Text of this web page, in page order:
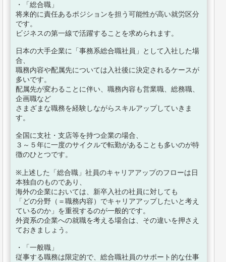
・「総合職」
将来的に責任あるポジションを担う可能性が高い就労区分
です。
ビジネスの第一線で活躍することを求められます。
日本の大手企業に「事務系総合職社員」として入社した場
合、
職務内容や配属先については入社後に決定されるケースが
多いです。
配属先が変わることに伴い、職務内容も営業職、総務職、
企画職など
さまざまな職務を経験しながらスキルアップしていきま
す。
全国に支社・支店等を持つ企業の場合、
３～５年に一度のサイクルで転勤があることも多いのが特
徴のひとつです。
※上述した「総合職」社員のキャリアアップのフローは日
本独自のものであり、
海外の企業においては、新卒入社の社員に対しても
「どの分野（＝職務内容）でキャリアアップしたいと考え
ているのか」を重視するのが一般的です。
外資系の企業への就職を考える場合は、その違いを押さえ
ておきましょう。
・「一般職」
従事する職務は限定的で、総合職社員のサポート的な仕事